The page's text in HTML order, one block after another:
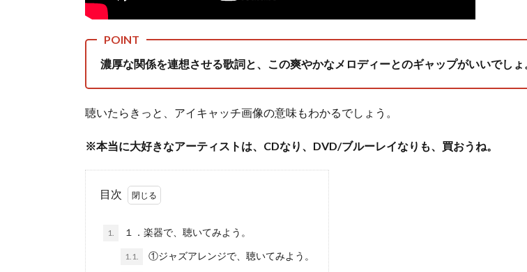
濃厚な関係を連想させる歌詞と、この爽やかなメロディーとのギャップがいいでしょ
聴いたらきっと、アイキャッチ画像の意味もわかるでしょう。
※本当に大好きなアーティストは、CDなり、DVD/ブルーレイなりも、買おうね。
目次
1. １．楽器で、聴いてみよう。
1.1. ①ジャズアレンジで、聴いてみよう。